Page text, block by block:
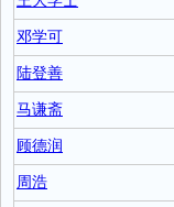
邓学可
陆登善
马谦斋
顾德润
周浩